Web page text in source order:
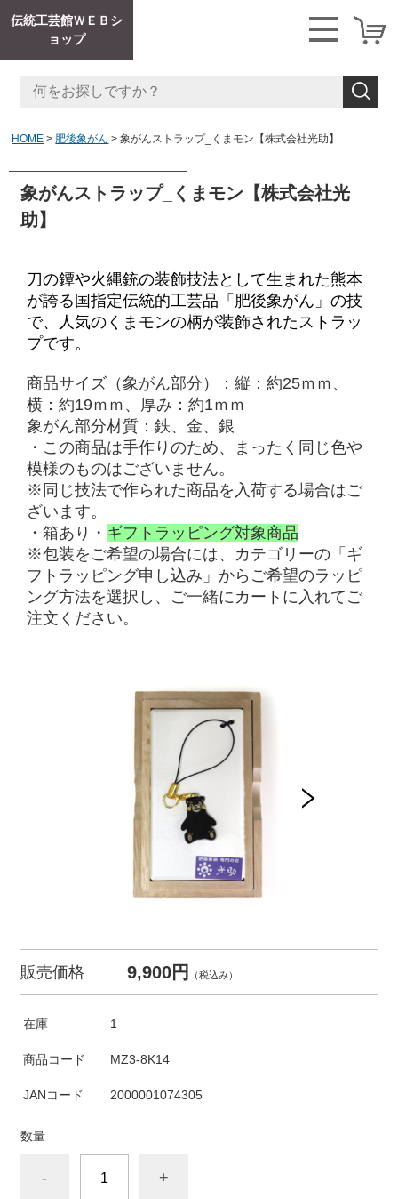
伝統工芸館ＷＥＢシ
ョップ
HOME 肥後象がん 象がんストラップ_くまモン【株式会社光助】
象がんストラップ_くまモン【株式会社光
助】
刀の鐔や火縄銃の装飾技法として生まれた熊本
が誇る国指定伝統的工芸品「肥後象がん」の技
で、人気のくまモンの柄が装飾されたストラッ
プです。
商品サイズ（象がん部分 ）： 縦：約25ｍｍ、
横：約19ｍｍ 、 厚み：約1ｍｍ
象がん部分材質：鉄、金、銀
・ この商品は手作りのため、まったく同じ色や
模様のものはございません。
※ 同じ技法で作られた商品を入荷する場合はご
ざいます。
・箱あり ・ ギフトラッピング対象商品
※包装をご希望の場合には、カテゴリーの 「 ギ
フトラッピング申し込み」からご希望のラッピ
ング方法を選択し、ご一緒にカートに入れてご
注文ください。
販売価格 9,900円 （税込み）
在庫 1
商品コード MZ3-8K14
JANコード 2000001074305
数量
- +